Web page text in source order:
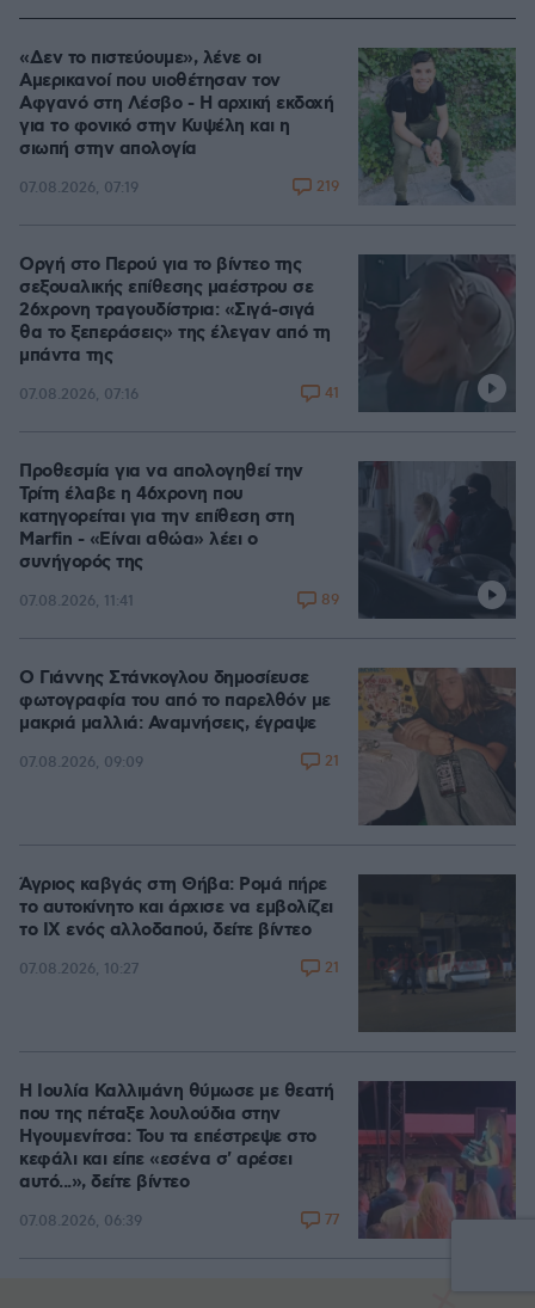
«Δεν το πιστεύουμε», λένε οι
Αμερικανοί που υιοθέτησαν τον
Αφγανό στη Λέσβο - Η αρχική εκδοχή
για το φονικό στην Κυψέλη και η
σιωπή στην απολογία
07.08.2026, 07:19 219
Οργή στο Περού για το βίντεο της
σεξουαλικής επίθεσης μαέστρου σε
26χρονη τραγουδίστρια: «Σιγά-σιγά
θα το ξεπεράσεις» της έλεγαν από τη
μπάντα της
07.08.2026, 07:16 41
Προθεσμία για να απολογηθεί την
Τρίτη έλαβε η 46χρονη που
κατηγορείται για την επίθεση στη
Marfin - «Είναι αθώα» λέει ο
συνήγορός της
07.08.2026, 11:41 89
Ο Γιάννης Στάνκογλου δημοσίευσε
φωτογραφία του από το παρελθόν με
μακριά μαλλιά: Αναμνήσεις, έγραψε
07.08.2026, 09:09 21
Άγριος καβγάς στη Θήβα: Ρομά πήρε
το αυτοκίνητο και άρχισε να εμβολίζει
το ΙΧ ενός αλλοδαπού, δείτε βίντεο
07.08.2026, 10:27 21
Η Ιουλία Καλλιμάνη θύμωσε με θεατή
που της πέταξε λουλούδια στην
Ηγουμενίτσα: Του τα επέστρεψε στο
κεφάλι και είπε «εσένα σ' αρέσει
αυτό...», δείτε βίντεο
07.08.2026, 06:39 77